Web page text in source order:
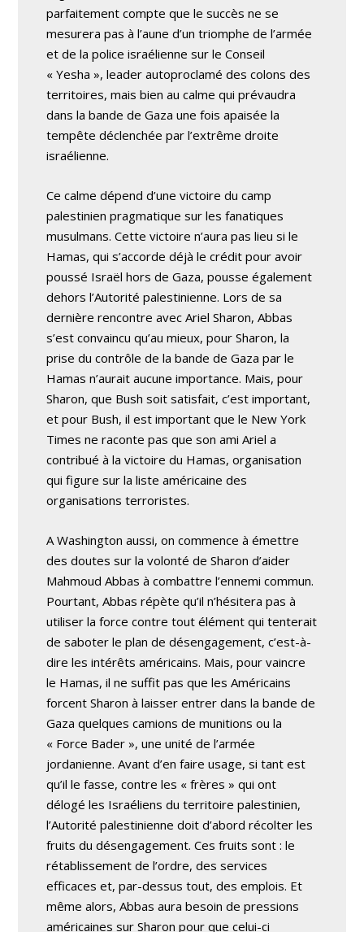
parfaitement compte que le succès ne se
mesurera pas à l’aune d’un triomphe de l’armée
et de la police israélienne sur le Conseil
« Yesha », leader autoproclamé des colons des
territoires, mais bien au calme qui prévaudra
dans la bande de Gaza une fois apaisée la
tempête déclenchée par l’extrême droite
israélienne.
Ce calme dépend d’une victoire du camp
palestinien pragmatique sur les fanatiques
musulmans. Cette victoire n’aura pas lieu si le
Hamas, qui s’accorde déjà le crédit pour avoir
poussé Israël hors de Gaza, pousse également
dehors l’Autorité palestinienne. Lors de sa
dernière rencontre avec Ariel Sharon, Abbas
s’est convaincu qu’au mieux, pour Sharon, la
prise du contrôle de la bande de Gaza par le
Hamas n’aurait aucune importance. Mais, pour
Sharon, que Bush soit satisfait, c’est important,
et pour Bush, il est important que le New York
Times ne raconte pas que son ami Ariel a
contribué à la victoire du Hamas, organisation
qui figure sur la liste américaine des
organisations terroristes.
A Washington aussi, on commence à émettre
des doutes sur la volonté de Sharon d’aider
Mahmoud Abbas à combattre l’ennemi commun.
Pourtant, Abbas répète qu’il n’hésitera pas à
utiliser la force contre tout élément qui tenterait
de saboter le plan de désengagement, c’est-à-
dire les intérêts américains. Mais, pour vaincre
le Hamas, il ne suffit pas que les Américains
forcent Sharon à laisser entrer dans la bande de
Gaza quelques camions de munitions ou la
« Force Bader », une unité de l’armée
jordanienne. Avant d’en faire usage, si tant est
qu’il le fasse, contre les « frères » qui ont
délogé les Israéliens du territoire palestinien,
l’Autorité palestinienne doit d’abord récolter les
fruits du désengagement. Ces fruits sont : le
rétablissement de l’ordre, des services
efficaces et, par-dessus tout, des emplois. Et
même alors, Abbas aura besoin de pressions
américaines sur Sharon pour que celui-ci